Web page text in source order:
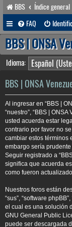
BBS
Índice general
FAQ
BBS | ONSA
Idioma:
BBS | ONSA
Al ingresar en “BBS |
“nuestro”, “BBS |
usted acuerda estar
contrario por favor no
cambiar estos términos
embargo sería
Seguir registrado a
significa que acuerda
como fueron
Nuestros foros están
“sus”, “software
el cual es una solución
GNU General Public
puede ser descargada